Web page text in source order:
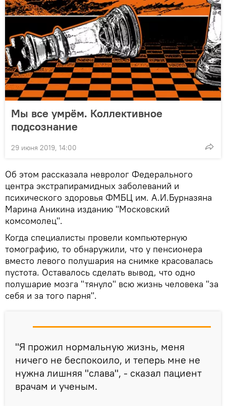
Мы все умрём. Коллективное
подсознание
29 июня 2019, 14:00
Об этом рассказала невролог Федерального
центра экстрапирамидных заболеваний и
психического здоровья ФМБЦ им. А.И.Бурназяна
Марина Аникина изданию "Московский
комсомолец".
Когда специалисты провели компьютерную
томографию, то обнаружили, что у пенсионера
вместо левого полушария на снимке красовалась
пустота. Оставалось сделать вывод, что одно
полушарие мозга "тянуло" всю жизнь человека "за
себя и за того парня".
"Я прожил нормальную жизнь, меня
ничего не беспокоило, и теперь мне не
нужна лишняя "слава", - сказал пациент
врачам и ученым.